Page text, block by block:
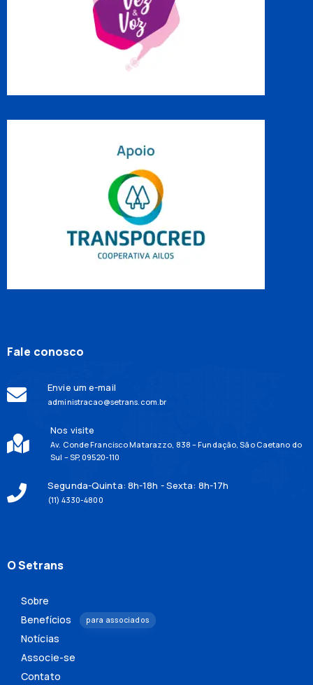
Fale conosco
Envie um e-mail
administracao@setrans.com.br
Nos visite
Av. Conde Francisco Matarazzo, 838 – Fundação, São Caetano do
Sul – SP, 09520-110
Segunda-Quinta: 8h-18h - Sexta: 8h-17h
(11) 4330-4800
O Setrans
Sobre
Benefícios
para associados
Notícias
Associe-se
Contato